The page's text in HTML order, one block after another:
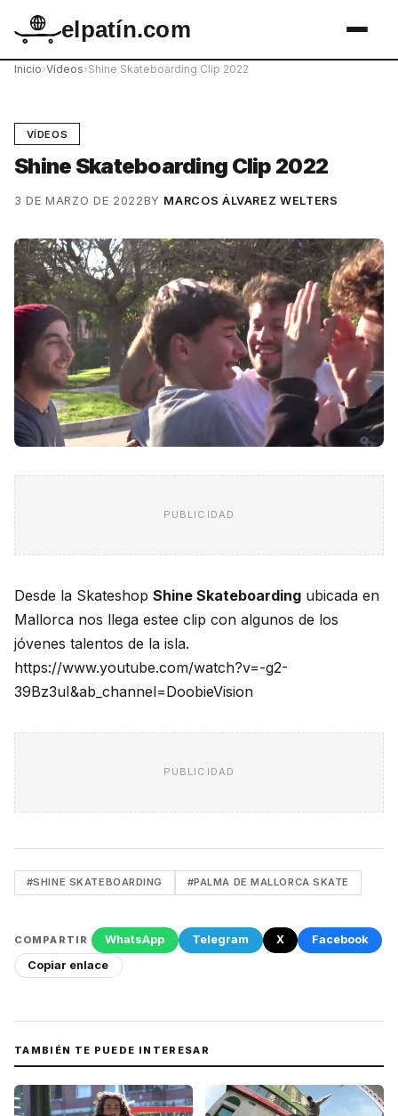
elpatín.com
Inicio›Vídeos›Shine Skateboarding Clip 2022
VÍDEOS
Shine Skateboarding Clip 2022
3 DE MARZO DE 2022BY MARCOS ÁLVAREZ WELTERS
PUBLICIDAD
Desde la Skateshop Shine Skateboarding ubicada en
Mallorca nos llega estee clip con algunos de los
jóvenes talentos de la isla.
https://www.youtube.com/watch?v=-g2-
39Bz3uI&ab_channel=DoobieVision
PUBLICIDAD
#SHINE SKATEBOARDING #PALMA DE MALLORCA SKATE
COMPARTIR WhatsApp Telegram X
Facebook
Copiar enlace
TAMBIÉN TE PUEDE INTERESAR